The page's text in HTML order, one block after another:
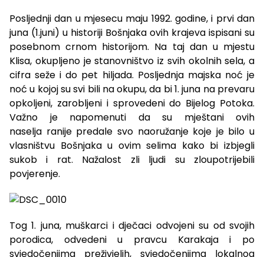
Posljednji dan u mjesecu maju 1992. godine, i prvi dan
juna (1.juni) u historiji Bošnjaka ovih krajeva ispisani su
posebnom crnom historijom. Na taj dan u mjestu
Klisa, okupljeno je stanovništvo iz svih okolnih sela, a
cifra seže i do pet hiljada. Posljednja majska noć je
noć u kojoj su svi bili na okupu, da bi 1. juna na prevaru
opkoljeni, zarobljeni i sprovedeni do Bijelog Potoka.
Važno je napomenuti da su mještani ovih
naselja ranije predale svo naoružanje koje je bilo u
vlasništvu Bošnjaka u ovim selima kako bi izbjegli
sukob i rat. Nažalost zli ljudi su zloupotrijebili
povjerenje.
Tog 1. juna, muškarci i dječaci odvojeni su od svojih
porodica, odvedeni u pravcu Karakaja i po
svjedočenjima preživjelih, svjedočenjima lokalnog